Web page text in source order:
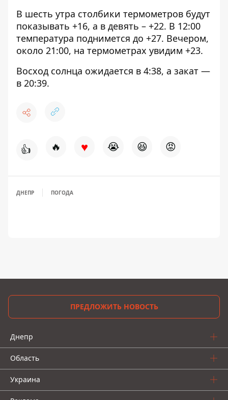
В шесть утра столбики термометров будут
показывать +16, а в девять – +22. В 12:00
температура поднимется до +27. Вечером,
около 21:00, на термометрах увидим +23.
Восход солнца ожидается в 4:38, а закат —
в 20:39.
👍 🔥 ♥ 😭 😆 😡
ДНЕПР ПОГОДА
ПРЕДЛОЖИТЬ НОВОСТЬ
Днепр
Область
Украина